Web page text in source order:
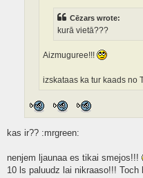
Cēzars wrote:
kurā vietā???
Aizmuguree!!!
izskataas ka tur kaads no
kas ir?? :mrgreen:
nenjem ljaunaa es tikai smejos!!!
10 ls paluudz lai nikraaso!!! Toch